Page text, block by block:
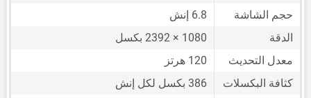
حجم الشاشة
6.8 إنش
الدقة
1080 × 2392 بكسل
معدل التحديث
120 هرتز
كثافة البكسلات
386 بكسل لكل إنش